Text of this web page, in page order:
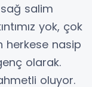
sağ salim
yok, çok
herkese nasip
olarak.
oluyor.